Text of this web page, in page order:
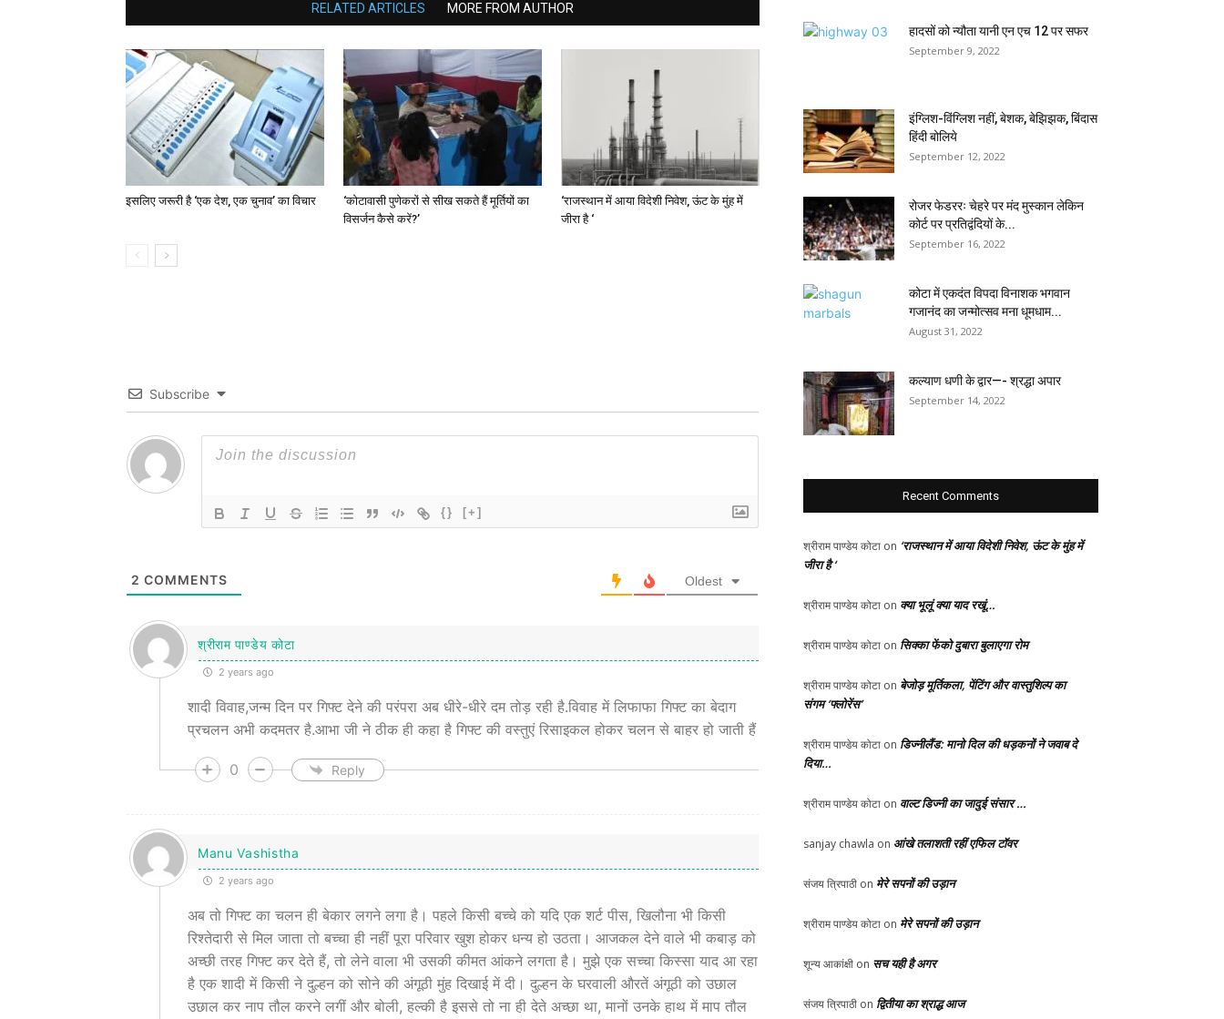
RELATED ARTICLES MORE FROM AUTHOR
इसलिए जरूरी है ‘एक देश, एक चुनाव’ का विचार
‘कोटावासी पुणेकरों से सीख सकते हैं मूर्तियों का
विसर्जन कैसे करें?’
‘राजस्थान में आया विदेशी निवेश, ऊंट के मुंह में
जीरा है ‘
Subscribe
{} [+]
2 COMMENTS Oldest
श्रीराम पाण्डेय कोटा
2 years ago
शादी विवाह,जन्म दिन पर गिफ्ट देने की परंपरा अब धीरे-धीरे दम तोड़ रही है.विवाह में लिफाफा गिफ्ट का बेदाग
प्रचलन अभी कदमतर है.आभा जी ने ठीक ही कहा है गिफ्ट की वस्तुएं रिसाइकल होकर चलन से बाहर हो जाती हैं
0 Reply
Manu Vashistha
2 years ago
अब तो गिफ्ट का चलन ही बेकार लगने लगा है। पहले किसी बच्चे को यदि एक शर्ट पीस, खिलौना भी किसी
रिश्तेदारी से मिल जाता तो बच्चा ही नहीं पूरा परिवार खुश होकर धन्य हो उठता। आजकल देने वाले भी कबाड़ को
अच्छी तरह गिफ्ट कर देते हैं, तो लेने वाला भी उसकी कीमत आंकने लगता है। मुझे एक सच्चा किस्सा याद आ रहा
है एक शादी में किसी ने दुल्हन को सोने की अंगूठी मुंह दिखाई में दी। दुल्हन के घरवाली औरतें अंगूठी को उछाल
उछाल कर नाप तौल करने लगीं और बोली, हल्की है इससे तो ना ही देते अच्छा था, मानों उनके हाथ में माप तौल
हादसों को न्यौता यानी एन एच 12 पर सफर
September 9, 2022
इंग्लिश-विंग्लिश नहीं, बेशक, बेझिझक, बिंदास
हिंदी बोलिये
September 12, 2022
रोजर फेडररः चेहरे पर मंद मुस्कान लेकिन
कोर्ट पर प्रतिद्वंदियों के...
September 16, 2022
कोटा में एकदंत विपदा विनाशक भगवान
गजानंद का जन्मोत्सव मना धूमधाम...
August 31, 2022
कल्याण धणी के द्वार—- श्रद्धा अपार
September 14, 2022
Recent Comments
श्रीराम पाण्डेय कोटा on ‘राजस्थान में आया विदेशी निवेश, ऊंट के मुंह में
जीरा है ‘
श्रीराम पाण्डेय कोटा on क्या भूलूं क्या याद रखूं…
श्रीराम पाण्डेय कोटा on सिक्का फेंको दुबारा बुलाएगा रोम
श्रीराम पाण्डेय कोटा on बेजोड़ मूर्तिकला, पेंटिंग और वास्तुशिल्प का
संगम ‘फ्लोरेंस’
श्रीराम पाण्डेय कोटा on डिज्नीलैंड: मानो दिल की धड़कनों ने जवाब दे
दिया…
श्रीराम पाण्डेय कोटा on वाल्ट डिज्नी का जादुई संसार …
sanjay chawla on आंखे तलाशती रहीं एफिल टॉवर
संजय त्रिपाठी on मेरे सपनों की उड़ान
श्रीराम पाण्डेय कोटा on मेरे सपनों की उड़ान
शून्य आकांक्षी on सच यही है अगर
संजय त्रिपाठी on द्वितीया का श्राद्ध आज